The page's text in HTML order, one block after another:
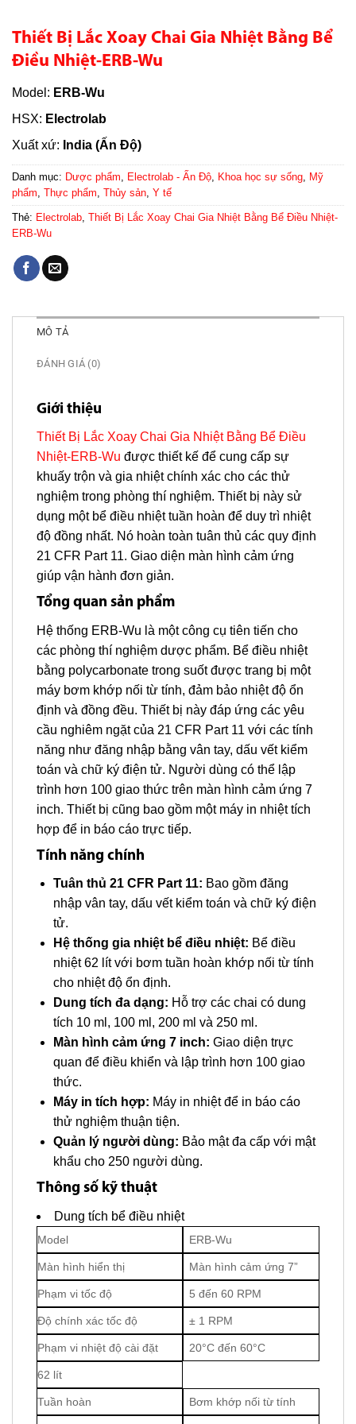
Thiết Bị Lắc Xoay Chai Gia Nhiệt Bằng Bể
Điều Nhiệt-ERB-Wu
Model: ERB-Wu
HSX: Electrolab
Xuất xứ: India (Ấn Độ)
Danh mục: Dược phẩm Electrolab - Ấn Độ Khoa học sự sống Mỹ
phẩm Thực phẩm Thủy sản Y tế
Thẻ: Electrolab Thiết Bị Lắc Xoay Chai Gia Nhiệt Bằng Bể Điều Nhiệt-
ERB-Wu
MÔ TẢ
ĐÁNH GIÁ (0)
Giới thiệu
Thiết Bị Lắc Xoay Chai Gia Nhiệt Bằng Bể Điều
Nhiệt-ERB-Wu được thiết kế để cung cấp sự
khuấy trộn và gia nhiệt chính xác cho các thử
nghiệm trong phòng thí nghiệm. Thiết bị này sử
dụng một bể điều nhiệt tuần hoàn để duy trì nhiệt
độ đồng nhất. Nó hoàn toàn tuân thủ các quy định
21 CFR Part 11. Giao diện màn hình cảm ứng
giúp vận hành đơn giản.
Tổng quan sản phẩm
Hệ thống ERB-Wu là một công cụ tiên tiến cho
các phòng thí nghiệm dược phẩm. Bể điều nhiệt
bằng polycarbonate trong suốt được trang bị một
máy bơm khớp nối từ tính, đảm bảo nhiệt độ ổn
định và đồng đều. Thiết bị này đáp ứng các yêu
cầu nghiêm ngặt của 21 CFR Part 11 với các tính
năng như đăng nhập bằng vân tay, dấu vết kiểm
toán và chữ ký điện tử. Người dùng có thể lập
trình hơn 100 giao thức trên màn hình cảm ứng 7
inch. Thiết bị cũng bao gồm một máy in nhiệt tích
hợp để in báo cáo trực tiếp.
Tính năng chính
Tuân thủ 21 CFR Part 11: Bao gồm đăng
nhập vân tay, dấu vết kiểm toán và chữ ký điện
tử.
Hệ thống gia nhiệt bể điều nhiệt: Bể điều
nhiệt 62 lít với bơm tuần hoàn khớp nối từ tính
cho nhiệt độ ổn định.
Dung tích đa dạng: Hỗ trợ các chai có dung
tích 10 ml, 100 ml, 200 ml và 250 ml.
Màn hình cảm ứng 7 inch: Giao diện trực
quan để điều khiển và lập trình hơn 100 giao
thức.
Máy in tích hợp: Máy in nhiệt để in báo cáo
thử nghiệm thuận tiện.
Quản lý người dùng: Bảo mật đa cấp với mật
khẩu cho 250 người dùng.
Thông số kỹ thuật
Dung tích bể điều nhiệt
Model ERB-Wu
Màn hình hiển thị Màn hình cảm ứng 7”
Phạm vi tốc độ 5 đến 60 RPM
Độ chính xác tốc độ ± 1 RPM
Phạm vi nhiệt độ cài đặt 20°C đến 60°C
62 lít
Tuần hoàn Bơm khớp nối từ tính